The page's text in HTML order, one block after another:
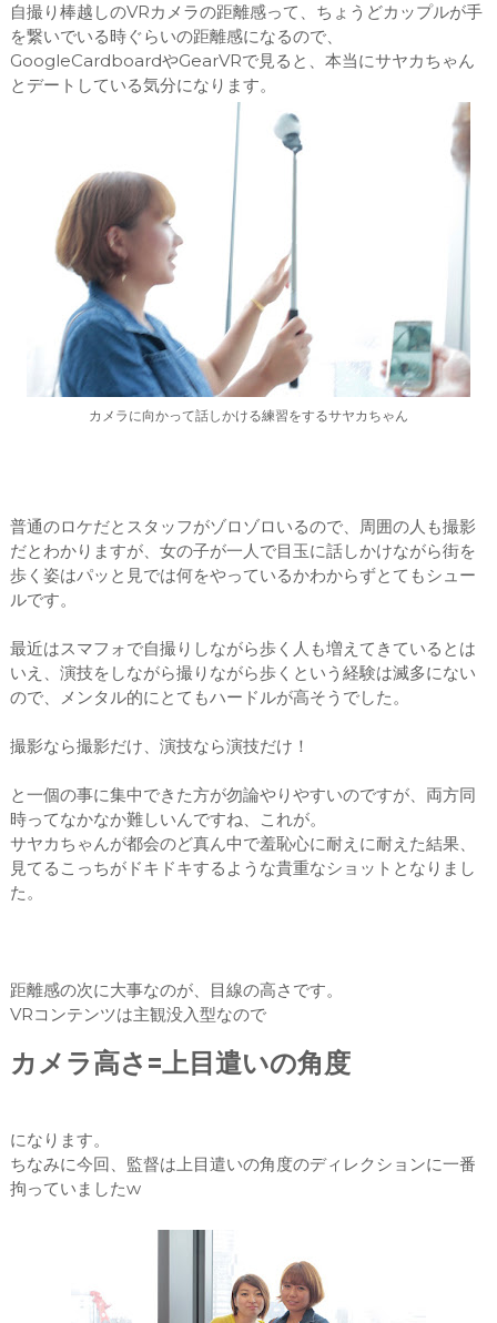
自撮り棒越しのVRカメラの距離感って、ちょうどカップルが手
を繋いでいる時ぐらいの距離感になるので、
GoogleCardboardやGearVRで見ると、本当にサヤカちゃん
とデートしている気分になります。
カメラに向かって話しかける練習をするサヤカちゃん
普通のロケだとスタッフがゾロゾロいるので、周囲の人も撮影
だとわかりますが、女の子が一人で目玉に話しかけながら街を
歩く姿はパッと見では何をやっているかわからずとてもシュー
ルです。
最近はスマフォで自撮りしながら歩く人も増えてきているとは
いえ、演技をしながら撮りながら歩くという経験は滅多にない
ので、メンタル的にとてもハードルが高そうでした。
撮影なら撮影だけ、演技なら演技だけ！
と一個の事に集中できた方が勿論やりやすいのですが、両方同
時ってなかなか難しいんですね、これが。
サヤカちゃんが都会のど真ん中で羞恥心に耐えに耐えた結果、
見てるこっちがドキドキするような貴重なショットとなりまし
た。
距離感の次に大事なのが、目線の高さです。
VRコンテンツは主観没入型なので
カメラ高さ=上目遣いの角度
になります。
ちなみに今回、監督は上目遣いの角度のディレクションに一番
拘っていましたw